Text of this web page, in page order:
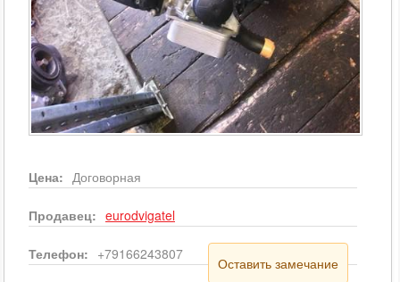
Цена: Договорная
Продавец: eurodvigatel
Телефон: +79166243807
Оставить замечание